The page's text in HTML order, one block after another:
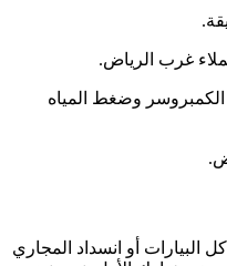
غرب الرياض.
وضغط المياه
البيارات أو انسداد المجاري